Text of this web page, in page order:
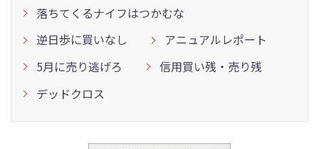
落ちてくるナイフはつかむな
逆日歩に買いなし
アニュアルレポート
5月に売り逃げろ
信用買い残・売り残
デッドクロス